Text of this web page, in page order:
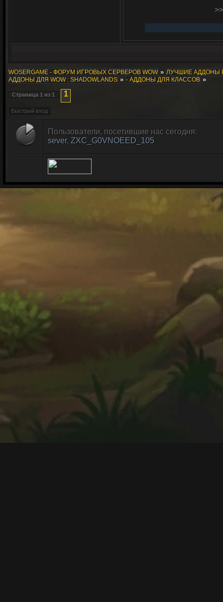
WOSERGAME - ФОРУМ ИГРОВЫХ СЕРВЕРОВ WOW » ЛУЧШИЕ АДДОНЫ
АДДОНЫ ДЛЯ WOW : SHADOWLANDS » - АДДОНЫ ДЛЯ КЛАССОВ »
Страница 1 из 1 1
Пользователи, посетившие нас сегодня:
sever, ZXC_G0VNOEED_105